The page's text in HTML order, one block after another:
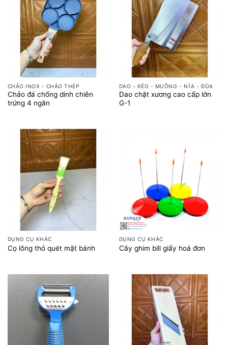
CHẢO INOX - CHẢO THÉP
Chảo đá chống dính chiên
trứng 4 ngăn
DAO - KÉO - MUỖNG - NĨA - ĐŨA
Dao chặt xương cao cấp lớn
G-1
DỤNG CỤ KHÁC
Cọ lông thỏ quét mặt bánh
DỤNG CỤ KHÁC
Cây ghim bill giấy hoá đơn